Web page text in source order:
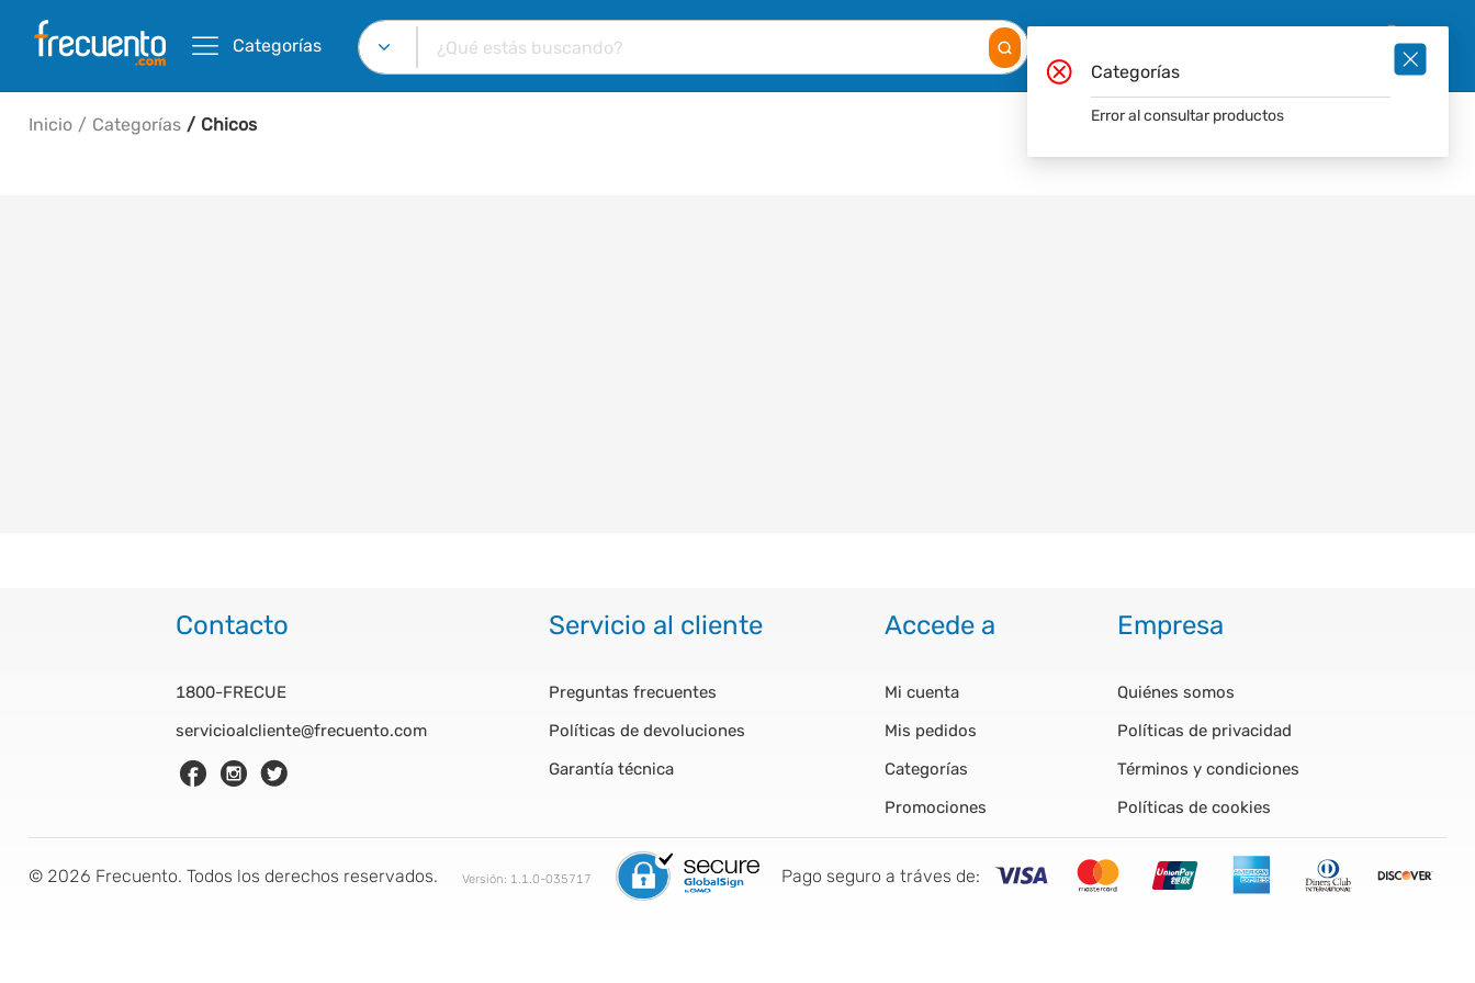
Categorías
Inicio Categorías Chicos
Contacto
1800-FRECUE
servicioalcliente@frecuento.com
Servicio al cliente
Preguntas frecuentes
Políticas de devoluciones
Garantía técnica
Accede a
Mi cuenta
Mis pedidos
Categorías
Promociones
Empresa
Quiénes somos
Políticas de privacidad
Términos y condiciones
Políticas de cookies
© 2026 Frecuento. Todos los derechos reservados. Versión: 1.1.0-035717 Pago seguro a tráves de:
Categorías
Error al consultar productos